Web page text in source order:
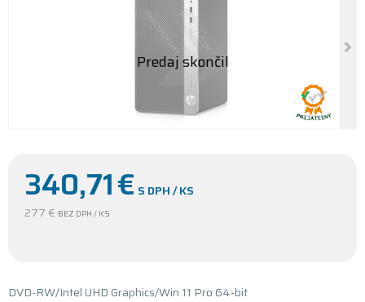
340,71€ S DPH / KS
277 € BEZ DPH / KS
DVD-RW/Intel UHD Graphics/Win 11 Pro 64-bit